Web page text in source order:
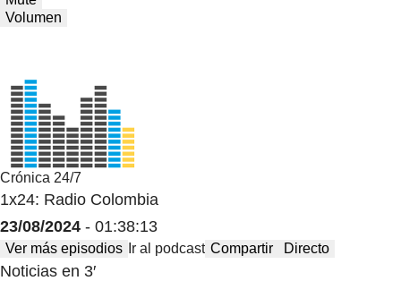
Volumen
Crónica 24/7
1x24: Radio Colombia
23/08/2024 - 01:38:13
Ver más episodios Ir al podcast Compartir Directo
Noticias en 3′